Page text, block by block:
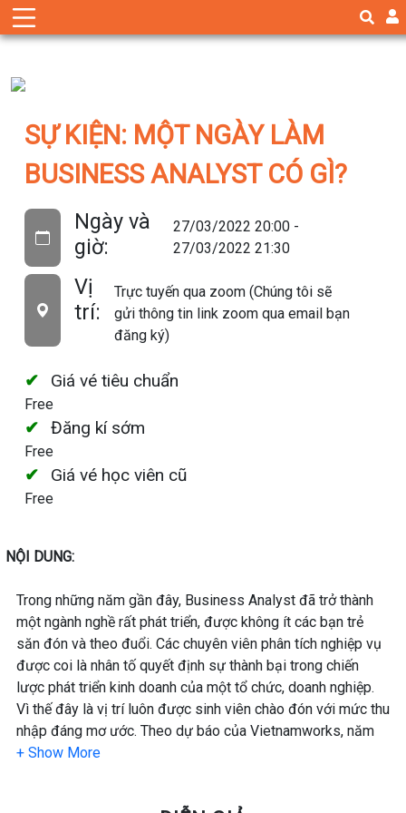
SỰ KIỆN: MỘT NGÀY LÀM
BUSINESS ANALYST CÓ GÌ?
Ngày và
giờ:
27/03/2022 20:00 -
27/03/2022 21:30
Vị
trí:
Trực tuyến qua zoom (Chúng tôi sẽ
gửi thông tin link zoom qua email bạn
đăng ký)
Giá vé tiêu chuẩn
Free
Đăng kí sớm
Free
Giá vé học viên cũ
Free
NỘI DUNG:
Trong những năm gần đây, Business Analyst đã trở thành
một ngành nghề rất phát triển, được không ít các bạn trẻ
săn đón và theo đuổi. Các chuyên viên phân tích nghiệp vụ
được coi là nhân tố quyết định sự thành bại trong chiến
lược phát triển kinh doanh của một tổ chức, doanh nghiệp.
Vì thế đây là vị trí luôn được sinh viên chào đón với mức thu
nhập đáng mơ ước. Theo dự báo của Vietnamworks, năm
2023 Việt Nam sẽ cần khoảng 1,2 triệu nhân lực khoa học